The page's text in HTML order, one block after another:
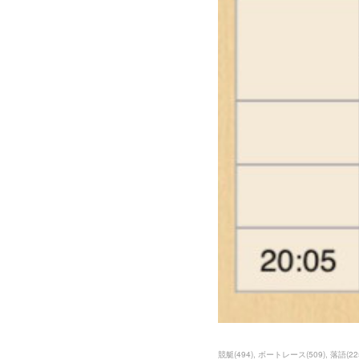
競艇(494) ボートレース (509) 落語(